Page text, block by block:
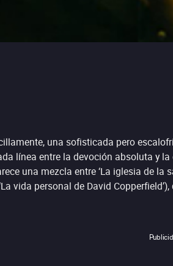
una sofisticada pero
línea entre la devoción absoluta y
una mezcla entre ‘La iglesia de la
vida personal de David